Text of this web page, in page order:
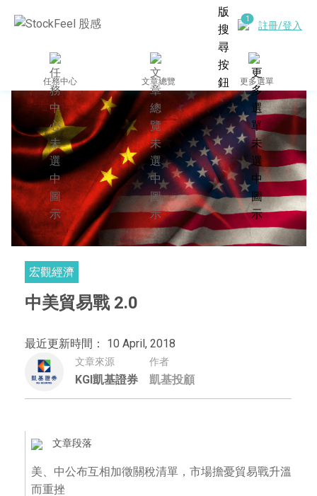
註冊/登入
任務中心 文章總覽 更多選單
宏觀經濟
中美貿易戰 2.0
最近更新時間： 10 April, 2018
文章來源
KGI凱基證券
作者
凱基投顧
文章段落
美、中公布互相加徵關稅清單，市場擔憂貿易戰升溫
而重挫